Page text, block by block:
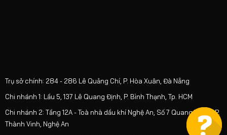
Trụ sở chính: 284 - 286 Lê Quảng Chí, P. Hòa Xuân, Đà Nẵng
Chi nhánh 1: Lầu 5, 137 Lê Quang Định, P. Bình Thạnh, Tp. HCM
Chi nhánh 2: Tầng 12A - Toà nhà dầu khí Nghệ An, Số 7 Quang Trung, P.
Thành Vinh, Nghệ An